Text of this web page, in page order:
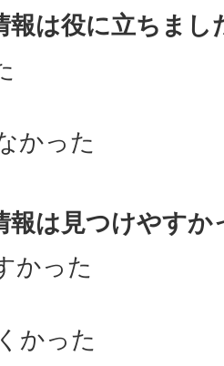
報は役に立ちまし
かった
報は見つけやすか
かった
かった